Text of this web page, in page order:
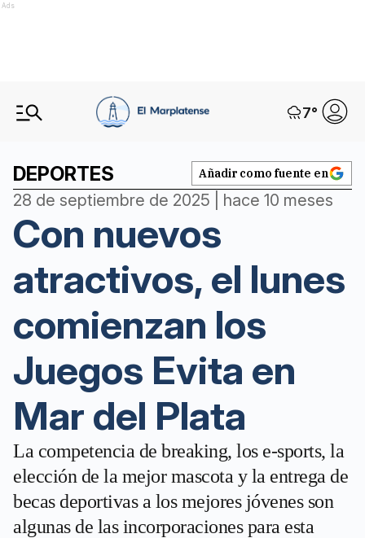
Ads
7°
DEPORTES Añadir como fuente en
28 de septiembre de 2025 | hace 10 meses
Con nuevos
atractivos, el lunes
comienzan los
Juegos Evita en
Mar del Plata
La competencia de breaking, los e-sports, la
elección de la mejor mascota y la entrega de
becas deportivas a los mejores jóvenes son
algunas de las incorporaciones para esta